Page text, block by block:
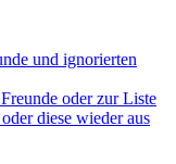
und ignorierten
oder zur Liste
diese wieder aus